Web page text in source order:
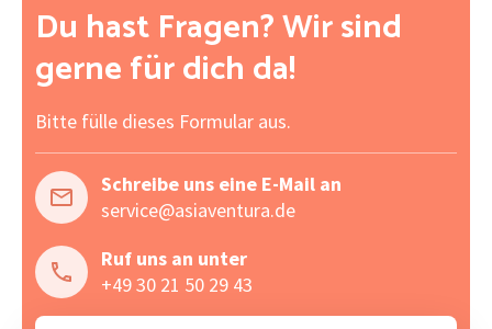
Du hast Fragen? Wir sind
gerne für dich da!
Bitte fülle dieses Formular aus.
Schreibe uns eine E-Mail an
service@asiaventura.de
Ruf uns an unter
+49 30 21 50 29 43